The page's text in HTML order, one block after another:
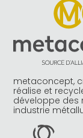
t
i
:
metaconcept,
réalise et
développe des
industrie